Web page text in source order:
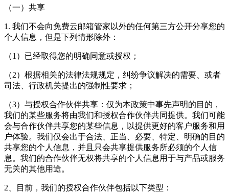
（一）共享
1. 我们不会向免费云邮箱管家 以外的任何第三方公开分享您的
个人信息，但是下列情形除外：
（1）已经取得您的明确同意或授权；
（2）根据相关的法律法规规定，纠纷争议解决的需要、或者
司法、行政机关提出的强制性要求；
（3）与授权合作伙伴共享：仅为本政策中事先声明的目的，
我们的某些服务将由我们和授权合作伙伴共同提供。我们可能
会与合作伙伴共享您的某些信息，以提供更好的客户服务和用
户体验。我们仅会出于合法、正当、必要、特定、明确的目的
共享您的个人信息，并且只会共享提供服务所必须的个人信
息。我们的合作伙伴无权将共享的个人信息用于与产品或服务
无关的其他用途。
2、目前，我们的授权合作伙伴包括以下类型：